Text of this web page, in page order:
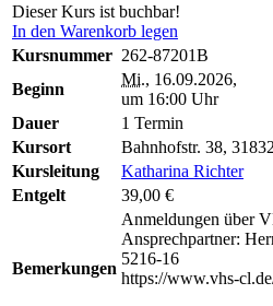
Dieser Kurs ist buchbar!
In den Warenkorb legen
Kursnummer 262-87201B
Beginn
Mi., 16.09.2026,
um 16:00 Uhr
Dauer
1 Termin
Kursort
Bahnhofstr. 38,
Kursleitung
Katharina Richter
Entgelt
39,00 €
Bemerkungen
Anmeldungen über
Ansprechpartner:
5216-16
https://www.vhs-